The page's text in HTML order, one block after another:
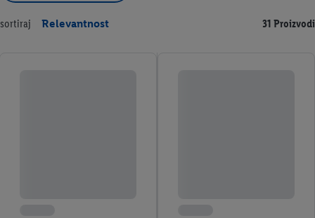
sortiraj Relevantnost 31 Proizvodi